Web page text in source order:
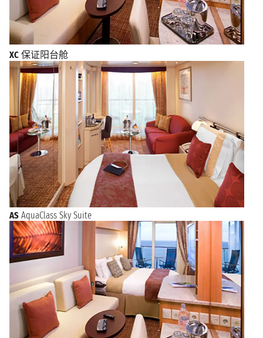
XC 保证阳台舱
AS AquaClass Sky Suite